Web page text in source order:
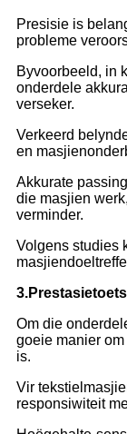
Presisie is
probleme
Byvoorbeeld, in
onderdele
verseker.
Verkeerd
en
Akkurate
die masjien
verminder.
Volgens studies
3.
Om die
goeie manier
is.
Vir
responsiwiteit